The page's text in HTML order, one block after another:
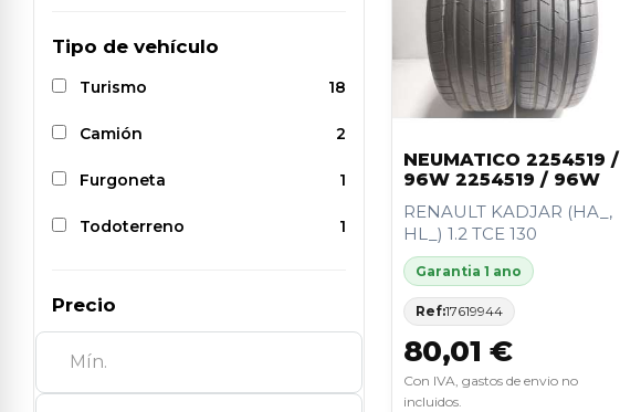
Q7 4MG
RANGE ROVER SPORT II (L494) 1
Tipo de vehículo
Turismo 18
Camión 2
Furgoneta 1
Todoterreno 1
Precio
NEUMATICO 2254519 /
96W 2254519 / 96W
RENAULT KADJAR (HA_,
HL_) 1.2 TCE 130
Garantia 1 ano
Ref:17619944
80,01 €
Con IVA, gastos de envio no
incluidos.